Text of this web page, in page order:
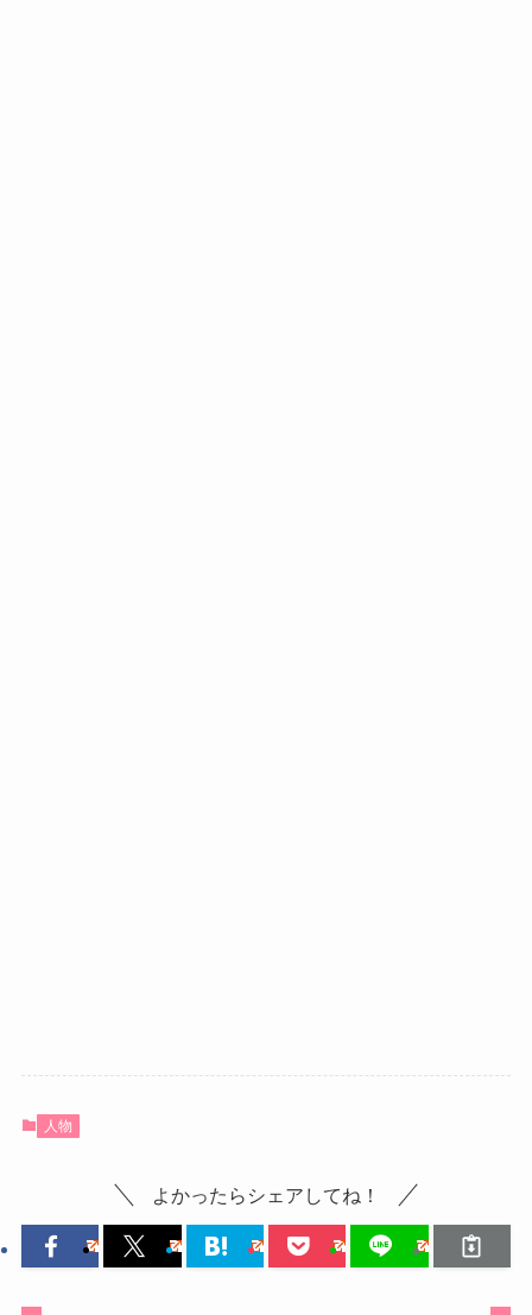
人物
よかったらシェアしてね！